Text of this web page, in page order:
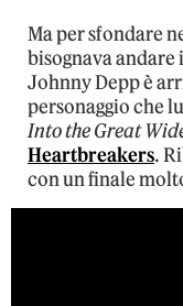
Ma per sfondare
bisognava
Johnny Depp è
personaggio che
Into the Great
Heartbreakers.
con un finale